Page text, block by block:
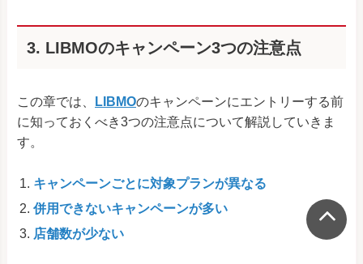
3. LIBMOのキャンペーン3つの注意点
この章では、 LIBMOのキャンペーンにエントリーする前
に知っておくべき3つの注意点について解説していきま
す。
キャンペーンごとに対象プランが異なる
併用できないキャンペーンが多い
店舗数が少ない